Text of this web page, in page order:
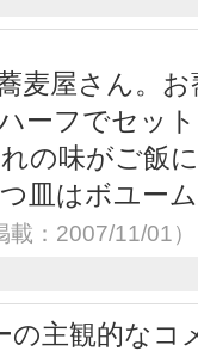
麦屋さん。
ーフでセッ
の味がご飯
皿はボユー
：2007/11/01）
主観的なコ